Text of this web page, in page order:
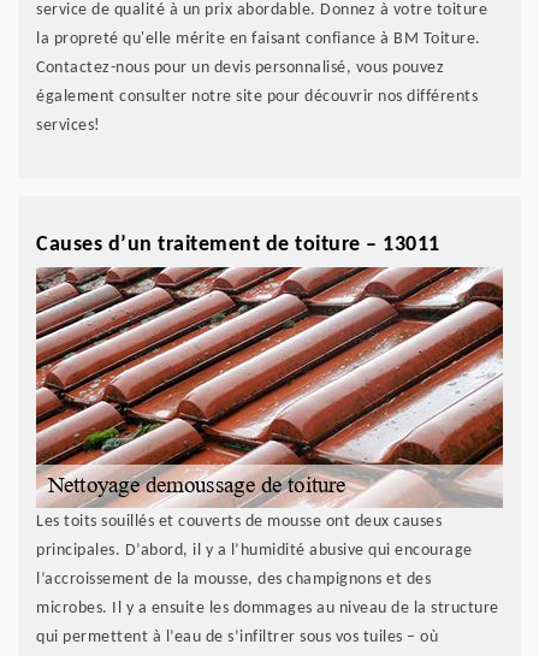
service de qualité à un prix abordable. Donnez à votre toiture
la propreté qu'elle mérite en faisant confiance à BM Toiture.
Contactez-nous pour un devis personnalisé, vous pouvez
également consulter notre site pour découvrir nos différents
services!
Causes d’un traitement de toiture – 13011
Les toits souillés et couverts de mousse ont deux causes
principales. D’abord, il y a l’humidité abusive qui encourage
l’accroissement de la mousse, des champignons et des
microbes. Il y a ensuite les dommages au niveau de la structure
qui permettent à l’eau de s’infiltrer sous vos tuiles – où